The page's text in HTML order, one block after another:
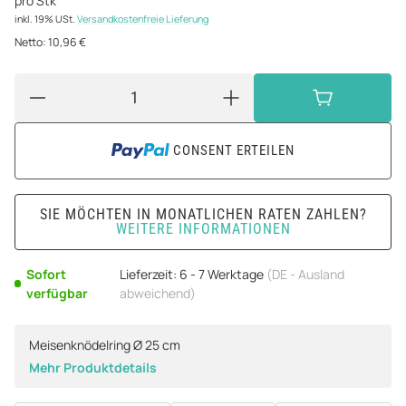
inkl. 19% USt. Versandkostenfreie Lieferung
Netto:10,96 €
CONSENT ERTEILEN
SIE MÖCHTEN IN MONATLICHEN RATEN ZAHLEN?
WEITERE INFORMATIONEN
Sofort
verfügbar
Lieferzeit: 6 - 7 Werktage (DE - Ausland
abweichend)
Meisenknödelring Ø 25 cm
Mehr Produktdetails